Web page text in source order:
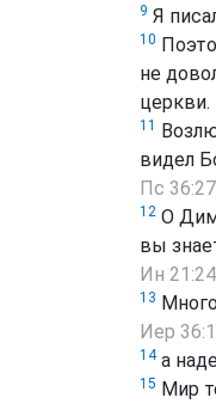
9 Я
10
не
церкви.
11
видел
Пс 36:27
12 О
вы
Ин 21:24
13
Иер
14а
15 Мир